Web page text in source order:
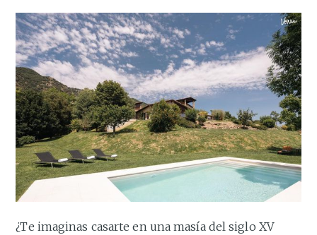
¿Te imaginas casarte en una masía del siglo XV